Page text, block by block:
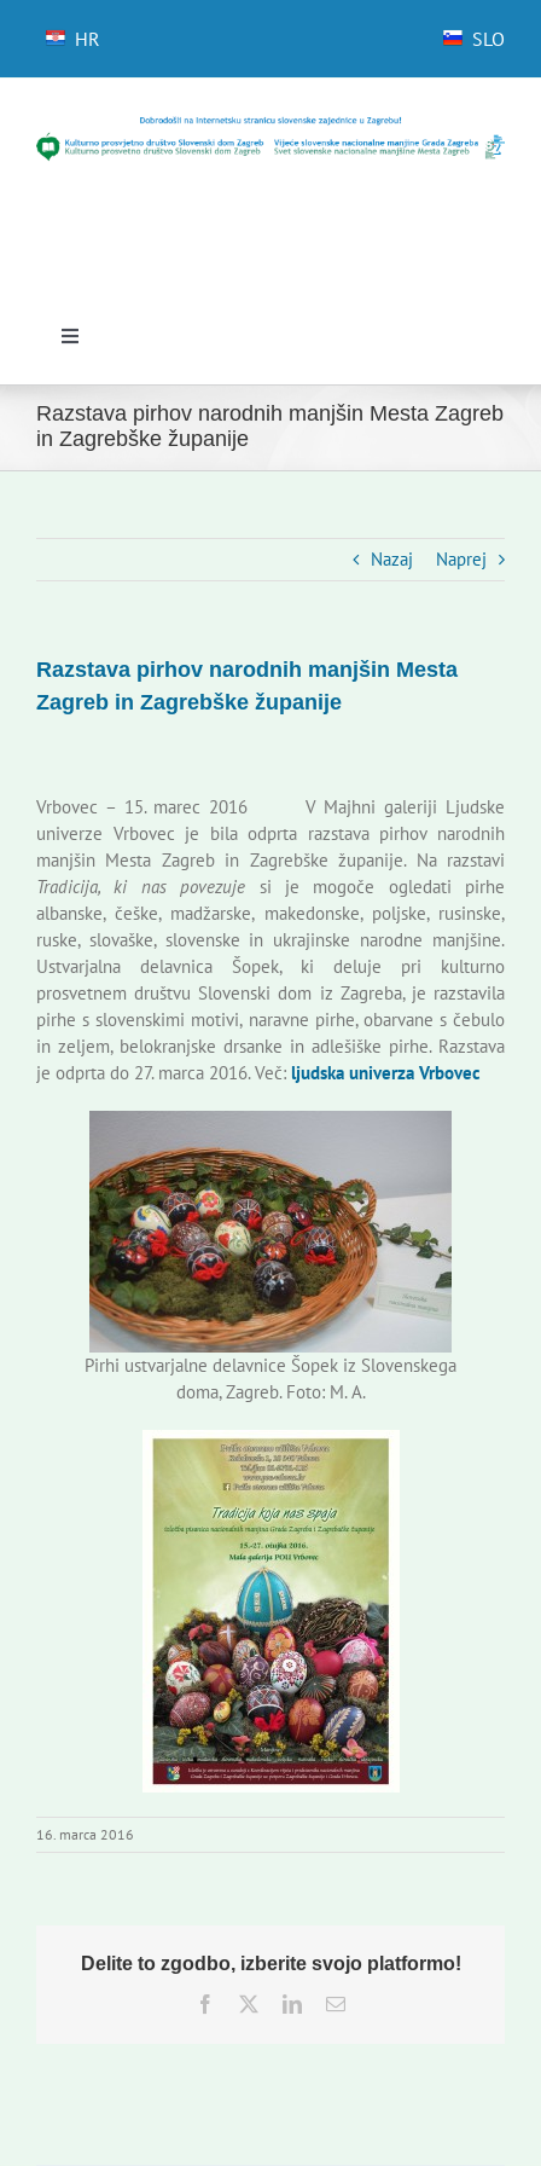
HR SLO
Toggle
Domov
Novice
Kontakti
Novi odmev – naše glasilo
Založništvo
Koristne informacije
Razstava pirhov narodnih manjšin Mesta Zagreb
in Zagrebške županije
Nazaj Naprej
Razstava pirhov narodnih manjšin Mesta
Zagreb in Zagrebške županije
Vrbovec – 15. marec 2016 V Majhni galeriji Ljudske
univerze Vrbovec je bila odprta razstava pirhov narodnih
manjšin Mesta Zagreb in Zagrebške županije. Na razstavi
Tradicija, ki nas povezuje si je mogoče ogledati pirhe
albanske, češke, madžarske, makedonske, poljske, rusinske,
ruske, slovaške, slovenske in ukrajinske narodne manjšine.
Ustvarjalna delavnica Šopek, ki deluje pri kulturno
prosvetnem društvu Slovenski dom iz Zagreba, je razstavila
pirhe s slovenskimi motivi, naravne pirhe, obarvane s čebulo
in zeljem, belokranjske drsanke in adlešiške pirhe. Razstava
je odprta do 27. marca 2016. Več: ljudska univerza Vrbovec
Pirhi ustvarjalne delavnice Šopek iz Slovenskega
doma, Zagreb. Foto: M. A.
16. marca 2016
Delite to zgodbo, izberite svojo platformo!
Facebook
TwitterLinkedInEmail